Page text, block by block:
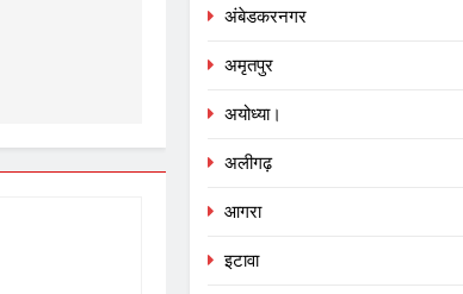
अंबेडकरनगर
अमृतपुर
अयोध्या।
अलीगढ़
आगरा
इटावा